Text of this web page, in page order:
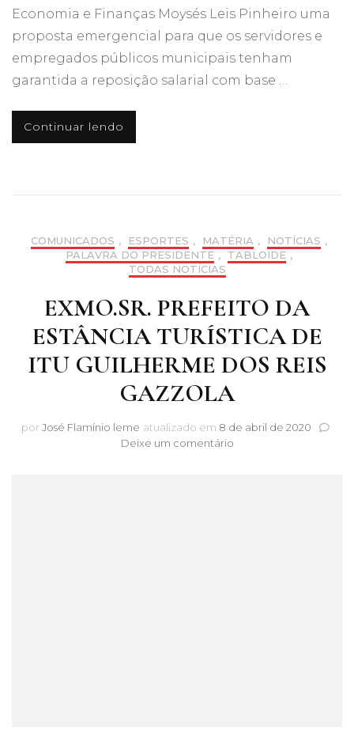
Economia e Finanças Moysés Leis Pinheiro uma
proposta emergencial para que os servidores e
empregados públicos municipais tenham
garantida a reposição salarial com base …
Continuar lendo
COMUNICADOS , ESPORTES , MATÉRIA , NOTÍCIAS ,
PALAVRA DO PRESIDENTE , TABLOIDE ,
TODAS NOTÍCIAS
EXMO.SR. PREFEITO DA
ESTÂNCIA TURÍSTICA DE
ITU GUILHERME DOS REIS
GAZZOLA
por José Flamínio leme atualizado em 8 de abril de 2020
Deixe um comentárioem